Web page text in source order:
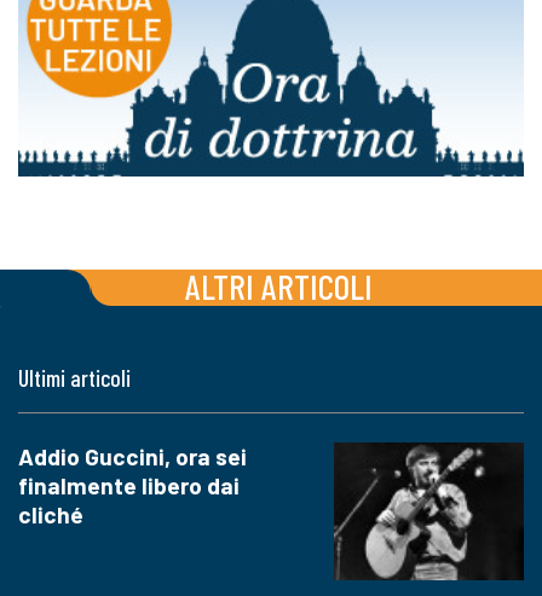
ALTRI ARTICOLI
Ultimi articoli
Addio Guccini, ora sei
finalmente libero dai
cliché